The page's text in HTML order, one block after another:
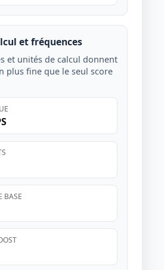
et fréquences
et unités de calcul donnent
plus fine que le seul score
BASE